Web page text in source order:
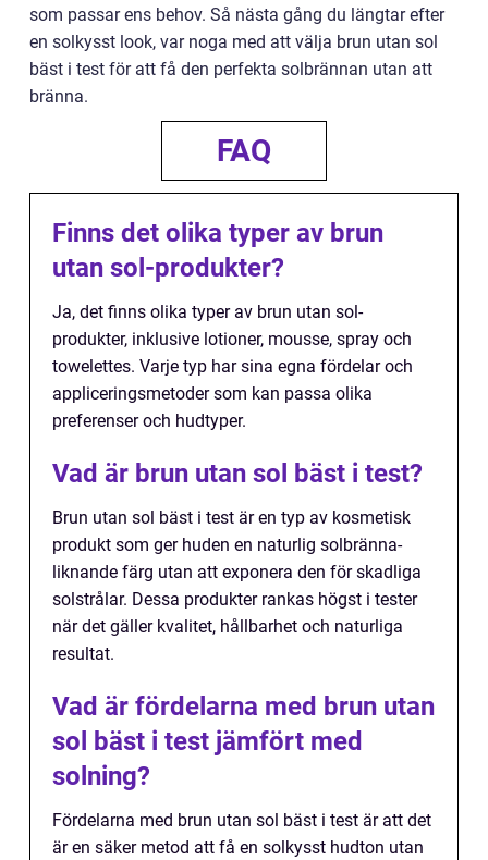
som passar ens behov. Så nästa gång du längtar efter
en solkysst look, var noga med att välja brun utan sol
bäst i test för att få den perfekta solbrännan utan att
bränna.
FAQ
Finns det olika typer av brun
utan sol-produkter?
Ja, det finns olika typer av brun utan sol-
produkter, inklusive lotioner, mousse, spray och
towelettes. Varje typ har sina egna fördelar och
appliceringsmetoder som kan passa olika
preferenser och hudtyper.
Vad är brun utan sol bäst i test?
Brun utan sol bäst i test är en typ av kosmetisk
produkt som ger huden en naturlig solbränna-
liknande färg utan att exponera den för skadliga
solstrålar. Dessa produkter rankas högst i tester
när det gäller kvalitet, hållbarhet och naturliga
resultat.
Vad är fördelarna med brun utan
sol bäst i test jämfört med
solning?
Fördelarna med brun utan sol bäst i test är att det
är en säker metod att få en solkysst hudton utan